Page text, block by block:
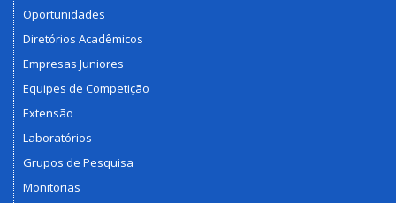
Oportunidades
Diretórios Acadêmicos
Empresas Juniores
Equipes de Competição
Extensão
Laboratórios
Grupos de Pesquisa
Monitorias